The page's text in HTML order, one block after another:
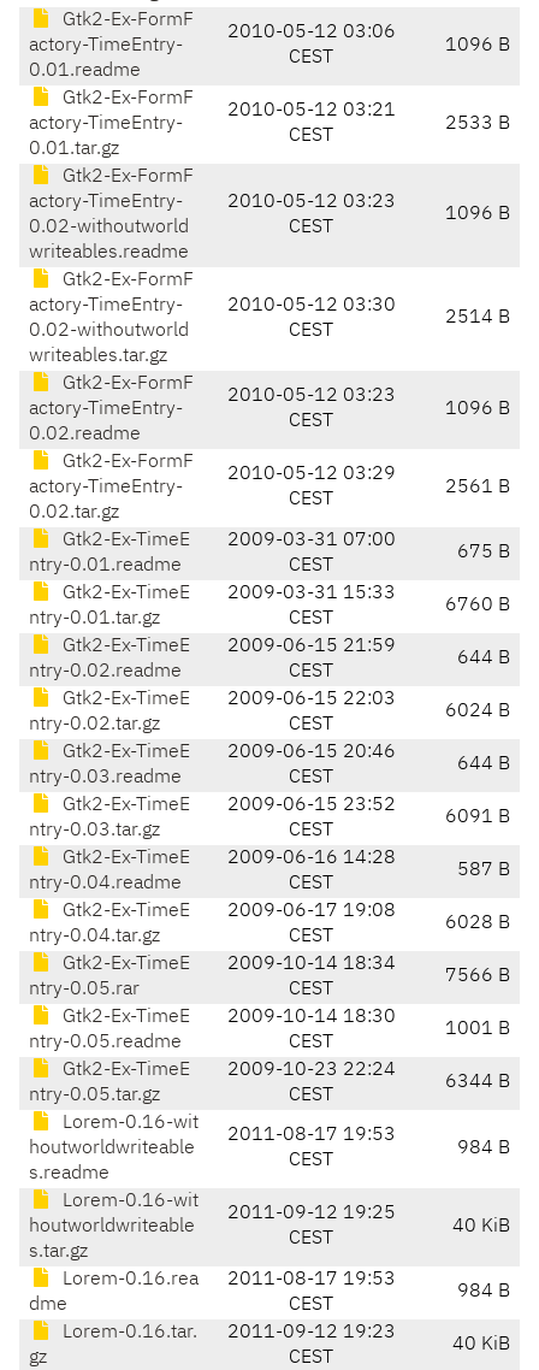
Gtk2-Ex-FormF
actory-TimeEntry-
0.01.readme
2010-05-12 03:06
CEST
1096 B
Gtk2-Ex-FormF
actory-TimeEntry-
0.01.tar.gz
2010-05-12 03:21
CEST
2533 B
Gtk2-Ex-FormF
actory-TimeEntry-
0.02-withoutworld
writeables.readme
2010-05-12 03:23
CEST
1096 B
Gtk2-Ex-FormF
actory-TimeEntry-
0.02-withoutworld
writeables.tar.gz
2010-05-12 03:30
CEST
2514 B
Gtk2-Ex-FormF
actory-TimeEntry-
0.02.readme
2010-05-12 03:23
CEST
1096 B
Gtk2-Ex-FormF
actory-TimeEntry-
0.02.tar.gz
2010-05-12 03:29
CEST
2561 B
Gtk2-Ex-TimeE
ntry-0.01.readme
2009-03-31 07:00
CEST
675 B
Gtk2-Ex-TimeE
ntry-0.01.tar.gz
2009-03-31 15:33
CEST
6760 B
Gtk2-Ex-TimeE
ntry-0.02.readme
2009-06-15 21:59
CEST
644 B
Gtk2-Ex-TimeE
ntry-0.02.tar.gz
2009-06-15 22:03
CEST
6024 B
Gtk2-Ex-TimeE
ntry-0.03.readme
2009-06-15 20:46
CEST
644 B
Gtk2-Ex-TimeE
ntry-0.03.tar.gz
2009-06-15 23:52
CEST
6091 B
Gtk2-Ex-TimeE
ntry-0.04.readme
2009-06-16 14:28
CEST
587 B
Gtk2-Ex-TimeE
ntry-0.04.tar.gz
2009-06-17 19:08
CEST
6028 B
Gtk2-Ex-TimeE
ntry-0.05.rar
2009-10-14 18:34
CEST
7566 B
Gtk2-Ex-TimeE
ntry-0.05.readme
2009-10-14 18:30
CEST
1001 B
Gtk2-Ex-TimeE
ntry-0.05.tar.gz
2009-10-23 22:24
CEST
6344 B
Lorem-0.16-wit
houtworldwriteable
s.readme
2011-08-17 19:53
CEST
984 B
Lorem-0.16-wit
houtworldwriteable
s.tar.gz
2011-09-12 19:25
CEST
40 KiB
Lorem-0.16.rea
dme
2011-08-17 19:53
CEST
984 B
Lorem-0.16.tar.
gz
2011-09-12 19:23
CEST
40 KiB